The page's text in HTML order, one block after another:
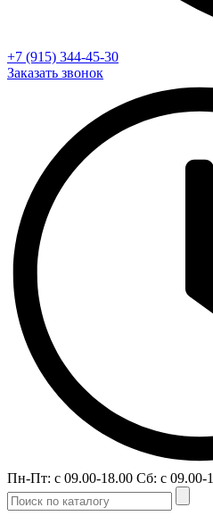
+7 (915) 344-45-30
Заказать звонок
Пн-Пт: с 09.00-18.00 Сб: с 09.00-